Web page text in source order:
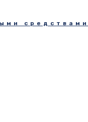
средствами